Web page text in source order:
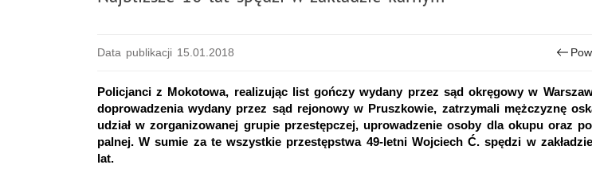
Data publikacji 15.01.2018
Policjanci z Mokotowa, realizując list gończy wydany przez sąd okręgowy w
doprowadzenia wydany przez sąd rejonowy w Pruszkowie, zatrzymali mężczyznę
udział w zorganizowanej grupie przestępczej, uprowadzenie osoby dla okupu oraz
palnej. W sumie za te wszystkie przestępstwa 49-letni Wojciech Ć. spędzi w
lat.